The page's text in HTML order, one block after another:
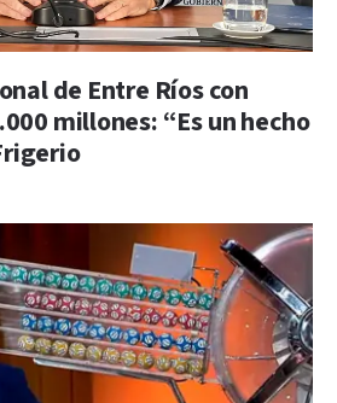
de Entre Ríos con
millones: “Es un hecho